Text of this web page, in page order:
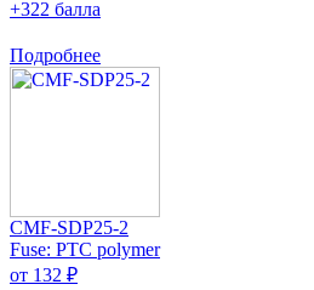
+322 балла
Подробнее
CMF-SDP25-2
Fuse: PTC polymer
от 132 ₽